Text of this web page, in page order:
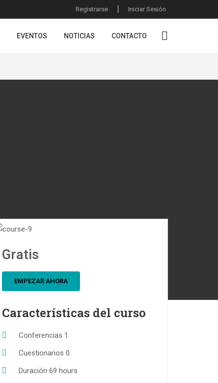
Registrarse Iniciar Sesión
EVENTOS NOTICIAS CONTACTO
Gratis
EMPEZAR AHORA
Características del curso
Conferencias 1
Cuestionarios 0
Duración 69 hours